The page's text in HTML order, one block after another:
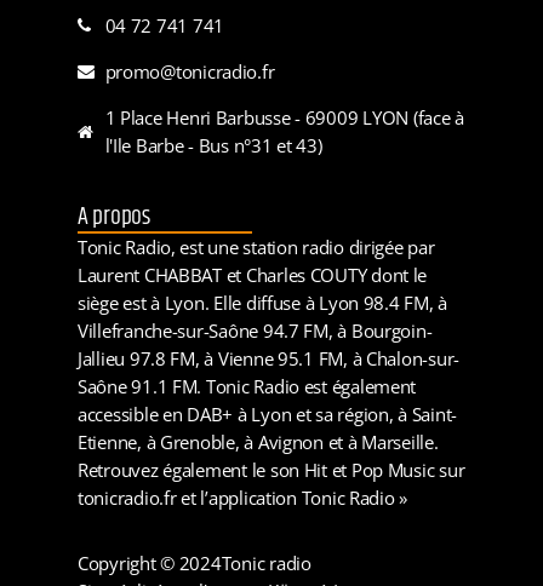
04 72 741 741
promo@tonicradio.fr
1 Place Henri Barbusse - 69009 LYON (face à
l'Ile Barbe - Bus n°31 et 43)
A propos
Tonic Radio, est une station radio dirigée par
Laurent CHABBAT et Charles COUTY dont le
siège est à Lyon. Elle diffuse à Lyon 98.4 FM, à
Villefranche-sur-Saône 94.7 FM, à Bourgoin-
Jallieu 97.8 FM, à Vienne 95.1 FM, à Chalon-sur-
Saône 91.1 FM. Tonic Radio est également
accessible en DAB+ à Lyon et sa région, à Saint-
Etienne, à Grenoble, à Avignon et à Marseille.
Retrouvez également le son Hit et Pop Music sur
tonicradio.fr et l’application Tonic Radio »
Copyright © 2024Tonic radio